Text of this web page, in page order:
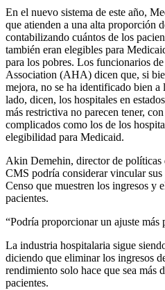
En el nuevo sistema de este año,
que atienden a una alta proporción
contabilizando cuántos de los
también eran elegibles para
para los pobres. Los funcionarios
Association (AHA) dicen que, si
mejora, no se ha identificado bien a
lado, dicen, los hospitales en
más restrictiva no parecen tener,
complicados como los de los
elegibilidad para Medicaid.
Akin Demehin, director de
CMS podría considerar vincular
Censo que muestren los ingresos y
pacientes.
“Podría proporcionar un ajuste más
La industria hospitalaria sigue
diciendo que eliminar los ingresos
rendimiento solo hace que sea más
pacientes.